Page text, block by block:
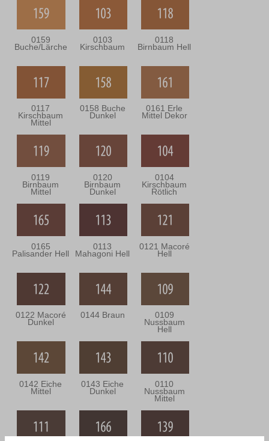
0159
Buche/Lärche
0103
Kirschbaum
0118
Birnbaum Hell
0117
Kirschbaum
Mittel
0158 Buche
Dunkel
0161 Erle
Mittel Dekor
0119
Birnbaum
Mittel
0120
Birnbaum
Dunkel
0104
Kirschbaum
Rötlich
0165
Palisander Hell
0113
Mahagoni Hell
0121 Macoré
Hell
0122 Macoré
Dunkel
0144 Braun 0109
Nussbaum
Hell
0142 Eiche
Mittel
0143 Eiche
Dunkel
0110
Nussbaum
Mittel